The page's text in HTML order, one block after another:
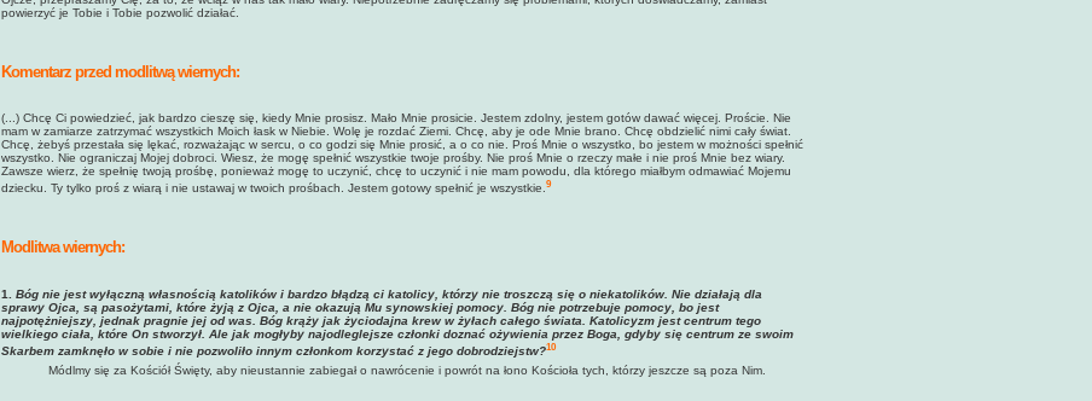
powierzyć je Tobie i Tobie pozwolić działać.
Komentarz przed modlitwą wiernych:
(...) Chcę Ci powiedzieć, jak bardzo cieszę się, kiedy Mnie prosisz. Mało Mnie prosicie. Jestem zdolny, jestem gotów dawać więcej. Proście. Nie
mam w zamiarze zatrzymać wszystkich Moich łask w Niebie. Wolę je rozdać Ziemi. Chcę, aby je ode Mnie brano. Chcę obdzielić nimi cały świat.
Chcę, żebyś przestała się lękać, rozważając w sercu, o co godzi się Mnie prosić, a o co nie. Proś Mnie o wszystko, bo jestem w możności spełnić
wszystko. Nie ograniczaj Mojej dobroci. Wiesz, że mogę spełnić wszystkie twoje prośby. Nie proś Mnie o rzeczy małe i nie proś Mnie bez wiary.
Zawsze wierz, że spełnię twoją prośbę, ponieważ mogę to uczynić, chcę to uczynić i nie mam powodu, dla którego miałbym odmawiać Mojemu
dziecku. Ty tylko proś z wiarą i nie ustawaj w twoich prośbach. Jestem gotowy spełnić je wszystkie.9
Modlitwa wiernych:
1.
Bóg nie jest wyłączną własnością katolików i bardzo błądzą ci katolicy, którzy nie troszczą się o niekatolików. Nie działają dla
sprawy Ojca, są pasożytami, które żyją z Ojca, a nie okazują Mu synowskiej pomocy. Bóg nie potrzebuje pomocy, bo jest
najpotężniejszy, jednak pragnie jej od was. Bóg krąży jak życiodajna krew w żyłach całego świata. Katolicyzm jest centrum tego
wielkiego ciała, które On stworzył. Ale jak mogłyby najodleglejsze członki doznać ożywienia przez Boga, gdyby się centrum ze swoim
Skarbem zamknęło w sobie i nie pozwoliło innym członkom korzystać z jego dobrodziejstw?10
Módlmy się za Kościół Święty, aby nieustannie zabiegał o nawrócenie i powrót na łono Kościoła tych, którzy jeszcze są poza Nim.